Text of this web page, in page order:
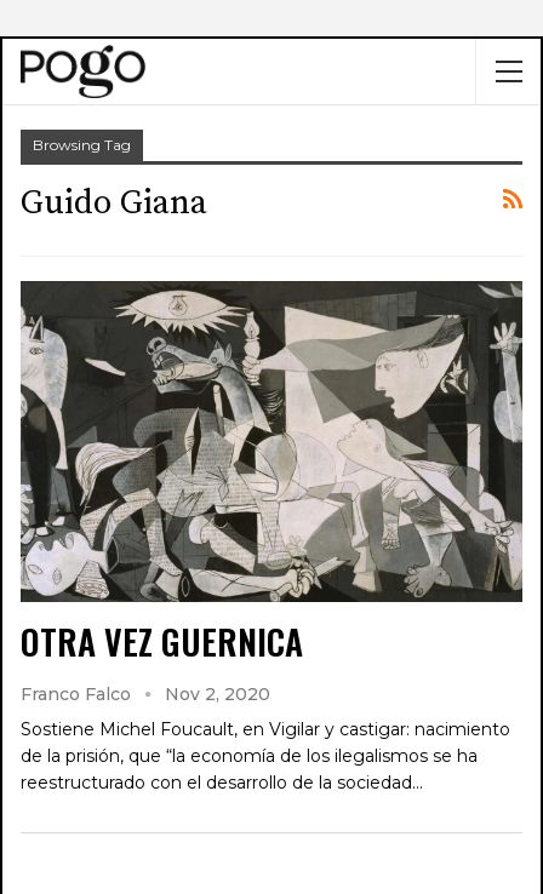
Browsing Tag
Guido Giana
OTRA VEZ GUERNICA
Franco Falco
Nov 2, 2020
Sostiene Michel Foucault, en Vigilar y castigar: nacimiento
de la prisión, que “la economía de los ilegalismos se ha
reestructurado con el desarrollo de la sociedad…